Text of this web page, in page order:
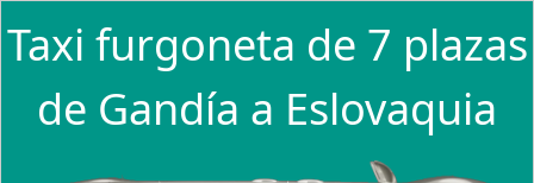
Taxi furgoneta de 7 plazas
de Gandía a Eslovaquia